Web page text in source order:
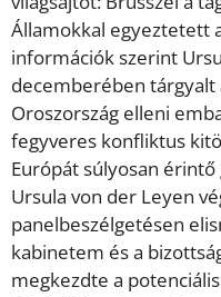
Államokkal egyeztetett
információk szerint
decemberében tárgyalt
Oroszország elleni
fegyveres konfliktus
Európát súlyosan
Ursula von der Leyen
panelbeszélgetésen
kabinetem és a
megkezdte a